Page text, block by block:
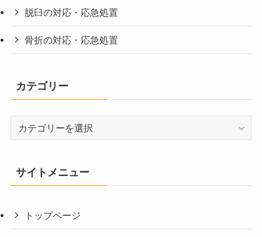
脱臼の対応・応急処置
骨折の対応・応急処置
カテゴリー
リ
サイトメニュー
トップページ